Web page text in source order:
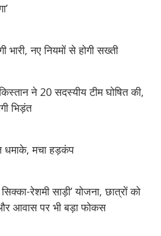
भारी, नए नियमों से होगी सख्ती
ने 20 सदस्यीय टीम घोषित की,
भिड़ंत
मचा हड़कंप
रेशमी साड़ी’ योजना, छात्रों को
आवास पर भी बड़ा फोकस